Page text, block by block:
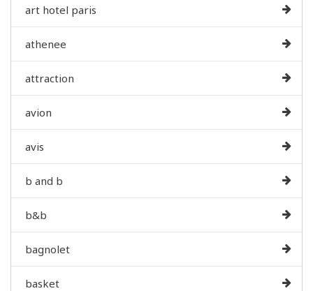
art hotel paris
athenee
attraction
avion
avis
b and b
b&b
bagnolet
basket